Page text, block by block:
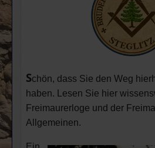
Schön, dass Sie den Weg
haben. Lesen Sie hier
Freimaurerloge und der
Allgemeinen.